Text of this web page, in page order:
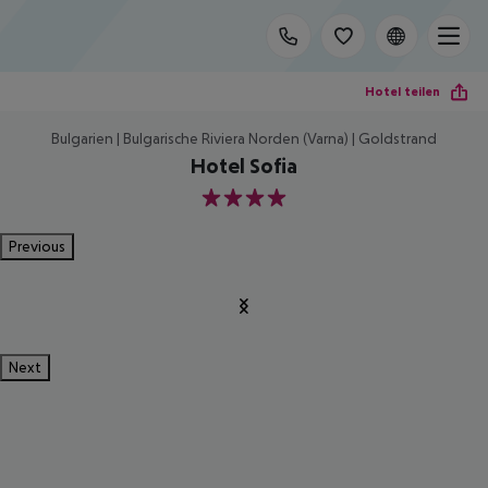
Hotel teilen
Bulgarien | Bulgarische Riviera Norden (Varna) | Goldstrand
Hotel Sofia
4
Previous
Next